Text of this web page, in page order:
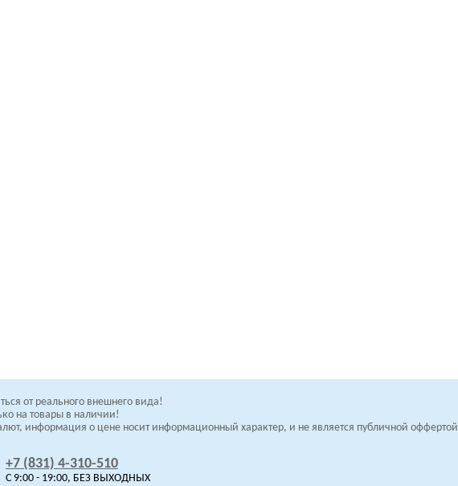
отреального внешнего вида!
на товары в наличии!
информация о цене носит информационный характер, и не является публичной оффертой
+7 (831) 4-310-510
C 9:00 - 19:00, БЕЗ ВЫХОДНЫХ